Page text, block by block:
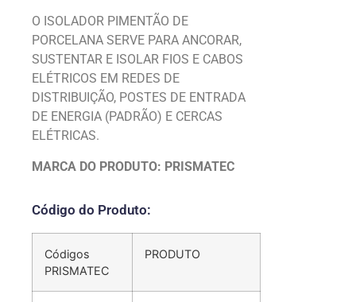
O ISOLADOR PIMENTÃO DE
PORCELANA SERVE PARA ANCORAR,
SUSTENTAR E ISOLAR FIOS E CABOS
ELÉTRICOS EM REDES DE
DISTRIBUIÇÃO, POSTES DE ENTRADA
DE ENERGIA (PADRÃO) E CERCAS
ELÉTRICAS.
MARCA DO PRODUTO: PRISMATEC
Código do Produto:
Códigos
PRISMATEC
PRODUTO